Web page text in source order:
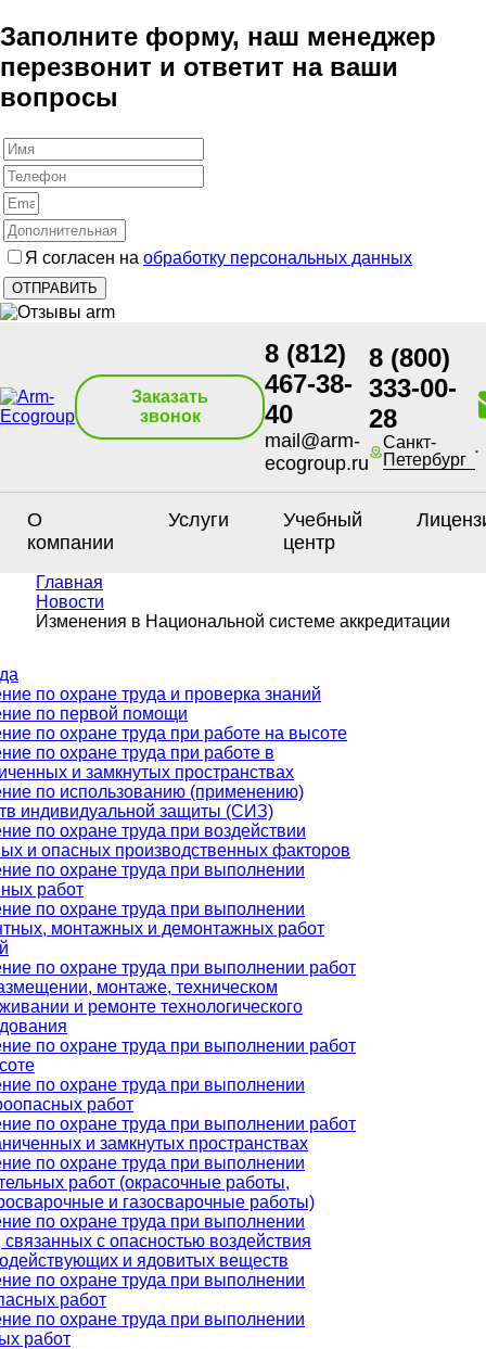
Заполните форму, наш менеджер
перезвонит и ответит на ваши
вопросы
Я согласен на обработку персональных данных
Заказать
звонок
8 (812)
467-38-
40
mail@arm-
ecogroup.ru
8 (800)
333-00-
28
Санкт-
Петербург
О
компании
Услуги
Учебный
центр
Главная
Новости
Изменения в Национальной системе аккредитации
по охране труда и проверка знаний
по первой помощи
по охране труда при работе на высоте
по охране труда при работе в
и замкнутых пространствах
по использованию (применению)
индивидуальной защиты (СИЗ)
по охране труда при воздействии
и опасных производственных факторов
по охране труда при выполнении
работ
по охране труда при выполнении
монтажных и демонтажных работ
по охране труда при выполнении работ
монтаже, техническом
и ремонте технологического
по охране труда при выполнении работ
по охране труда при выполнении
работ
по охране труда при выполнении работ
и замкнутых пространствах
по охране труда при выполнении
работ (окрасочные работы,
и газосварочные работы)
по охране труда при выполнении
связанных с опасностью воздействия
и ядовитых веществ
по охране труда при выполнении
работ
по охране труда при выполнении
работ